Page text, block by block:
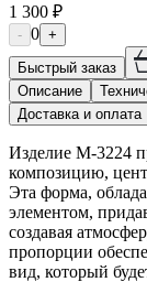
1 300 ₽
- 0 +
Быстрый заказ
Описание
Доставка и оплата
Изделие М-3224
композицию,
Эта форма,
элементом,
создавая
пропорции
вид, который